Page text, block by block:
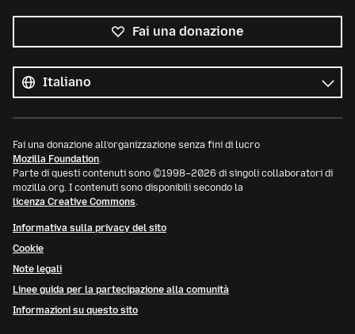
Fai una donazione
le
lingue
Lingua
Fai una donazione all’organizzazione senza fini di lucro
Mozilla Foundation.
Parte di questi contenuti sono ©1998–2026 di singoli collaboratori di
mozilla.org. I contenuti sono disponibili secondo la
licenza Creative Commons.
Informativa sulla privacy del sito
Cookie
Note legali
Linee guida per la partecipazione alla comunità
Informazioni su questo sito